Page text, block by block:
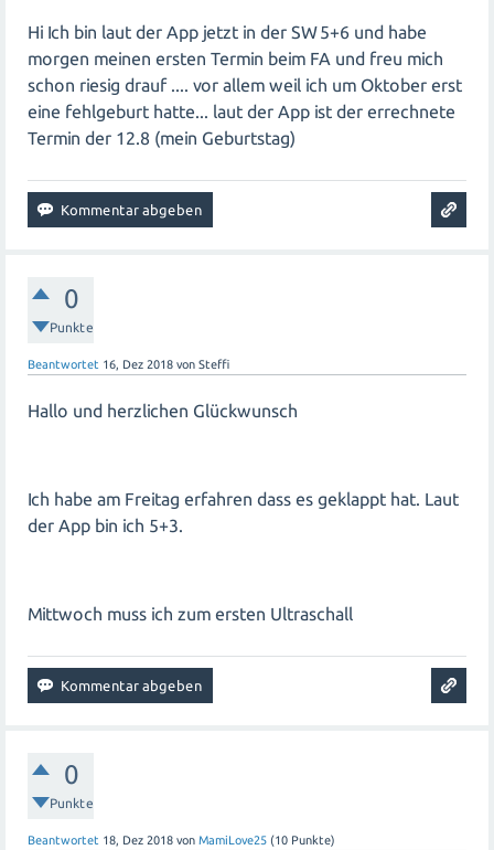
Hi Ich bin laut der App jetzt in der SW 5+6 und habe
morgen meinen ersten Termin beim FA und freu mich
schon riesig drauf .... vor allem weil ich um Oktober erst
eine fehlgeburt hatte... laut der App ist der errechnete
Termin der 12.8 (mein Geburtstag)
0
Punkte
Beantwortet 16, Dez 2018 von Steffi
Hallo und herzlichen Glückwunsch
Ich habe am Freitag erfahren dass es geklappt hat. Laut
der App bin ich 5+3.
Mittwoch muss ich zum ersten Ultraschall
0
Punkte
Beantwortet 18, Dez 2018 von MamiLove25 (10 Punkte)